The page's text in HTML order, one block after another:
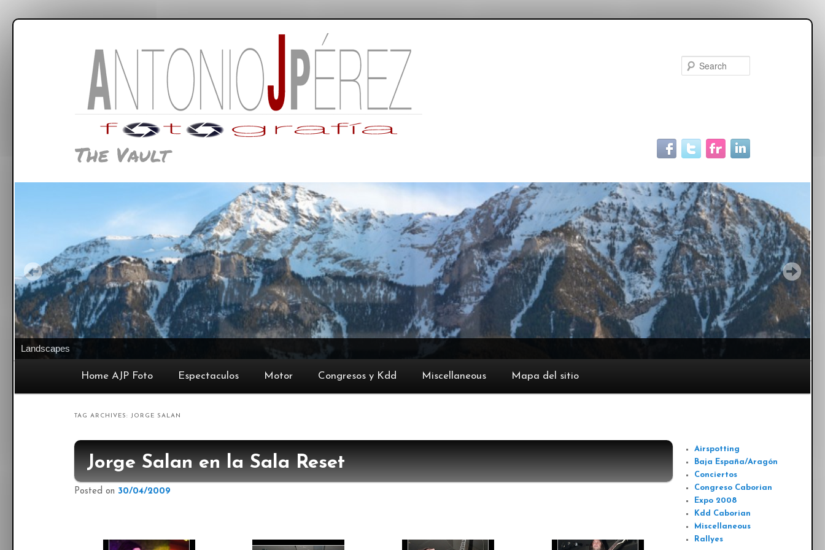
The Vault
Landscapes
Skip to primary content
Skip to secondary content
Home AJP Foto Espectaculos Motor Congresos y Kdd Miscellaneous Mapa del sitio
TAG ARCHIVES: JORGE SALAN
Jorge Salan en la Sala Reset
Posted on 30/04/2009
Airspotting
Baja España/Aragón
Conciertos
Congreso Caborian
Expo 2008
Kdd Caborian
Miscellaneous
Rallyes